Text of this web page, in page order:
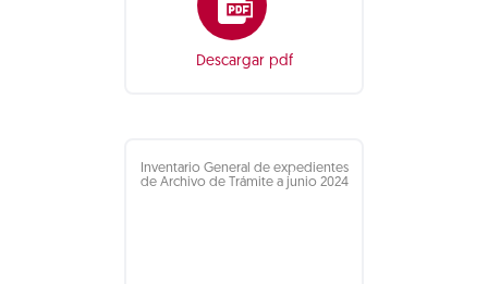
Descargar pdf
Inventario General de expedientes
de Archivo de Trámite a junio 2024